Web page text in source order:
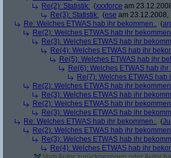
Re(2): Statistik: (xxxforce am
Re(3): Statistik: (ese am 23.12.2008,
Re: Welches ETWAS hab ihr bekommen.. (
Re(2): Welches ETWAS hab ihr
Re(3): Welches ETWAS hab ihr
Re(4): Welches ETWAS hab ihr
Re(5): Welches ETWAS hab ihr
Re(6): Welches ETWAS hab ihr
Re(7): Welches ETWAS hab
Re(2): Welches ETWAS hab ihr
Re(3): Welches ETWAS hab ihr
Re(2): Welches ETWAS hab ihr
Re(3): Welches ETWAS hab ihr
Re: Welches ETWAS hab ihr bekommen.. (
Re(2): Welches ETWAS hab ihr
Re(3): Welches ETWAS hab ihr
Re(4): Welches ETWAS hab ihr